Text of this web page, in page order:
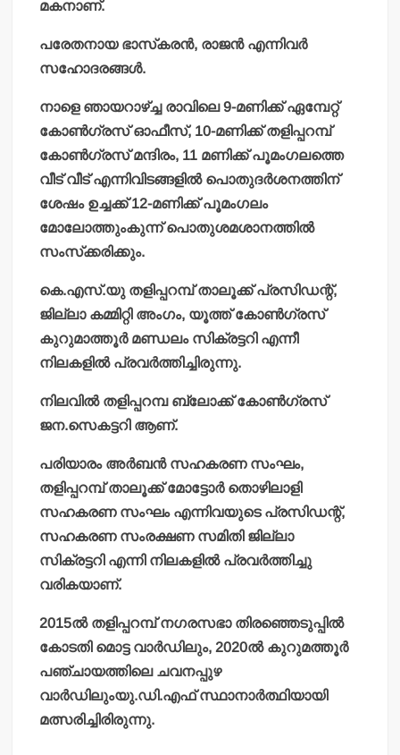
മകനാണ്.
പരേതനായ ഭാസ്‌കരന്‍, രാജന്‍ എന്നിവര്‍
സഹോദരങ്ങള്‍.
നാളെ ഞായറാഴ്ച്ച രാവിലെ 9-മണിക്ക് ഏമ്പേറ്റ്
കോണ്‍ഗ്രസ് ഓഫീസ്, 10-മണിക്ക് തളിപ്പറമ്പ്
കോണ്‍ഗ്രസ് മന്ദിരം, 11 മണിക്ക് പൂമംഗലത്തെ
വീട് വീട് എന്നിവിടങ്ങളില്‍ പൊതുദര്‍ശനത്തിന്
ശേഷം ഉച്ചക്ക് 12-മണിക്ക് പൂമംഗലം
മോലോത്തുംകുന്ന് പൊതുശമശാനത്തില്‍
സംസ്‌ക്കരിക്കും.
കെ.എസ്.യു തളിപ്പറമ്പ് താലൂക്ക് പ്രസിഡന്റ്,
ജില്ലാ കമ്മിറ്റി അംഗം, യൂത്ത് കോണ്‍ഗ്രസ്
കുറുമാത്തൂര്‍ മണ്ഡലം സിക്രട്ടറി എന്നീ
നിലകളില്‍ പ്രവര്‍ത്തിച്ചിരുന്നു.
നിലവില്‍ തളിപ്പറമ്പ ബ്ലോക്ക് കോണ്‍ഗ്രസ്
ജന.സെകട്ടറി ആണ്.
പരിയാരം അര്‍ബന്‍ സഹകരണ സംഘം,
തളിപ്പറമ്പ് താലൂക്ക് മോട്ടോര്‍ തൊഴിലാളി
സഹകരണ സംഘം എന്നിവയുടെ പ്രസിഡന്റ്,
സഹകരണ സംരക്ഷണ സമിതി ജില്ലാ
സിക്രട്ടറി എന്നി നിലകളില്‍ പ്രവര്‍ത്തിച്ചു
വരികയാണ്.
2015ല്‍ തളിപ്പറമ്പ് നഗരസഭാ തിരഞ്ഞെടുപ്പില്‍
കോടതി മൊട്ട വാര്‍ഡിലും, 2020ല്‍ കുറുമത്തൂര്‍
പഞ്ചായത്തിലെ ചവനപ്പുഴ
വാര്‍ഡിലുംയു.ഡി.എഫ് സ്ഥാനാര്‍ത്ഥിയായി
മത്സരിച്ചിരിരുന്നു.